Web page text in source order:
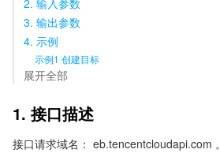
2. 输入参数
3. 输出参数
4. 示例
示例1 创建目标
展开全部
1. 接口描述
接口请求域名： eb.tencentcloudapi.com 。